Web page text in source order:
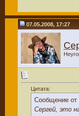
07.05.2008, 17:27
Цитата:
Сообщение от
Сергей, это